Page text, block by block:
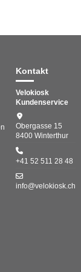
Kontakt
Velokiosk
Kundenservice
Obergasse 15
8400 Winterthur
+41 52 511 28 48
info@velokiosk.ch